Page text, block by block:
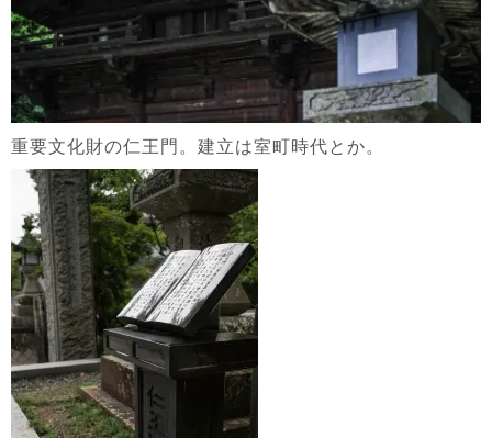
重要文化財の仁王門。建立は室町時代とか。